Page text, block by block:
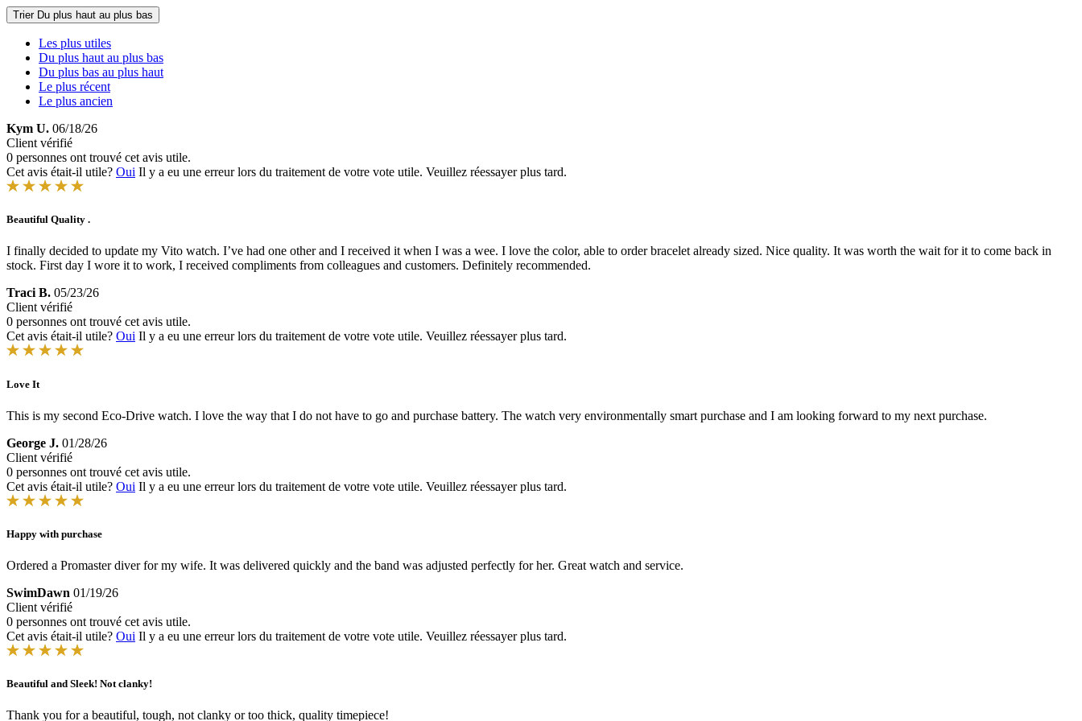
Trier Du plus haut au plus bas
Les plus utiles
Du plus haut au plus bas
Du plus bas au plus haut
Le plus récent
Le plus ancien
Kym U. 06/18/26
Client vérifié
0 personnes ont trouvé cet avis utile.
Cet avis était-il utile? Oui Il y a eu une erreur lors du traitement de votre vote utile. Veuillez réessayer plus tard.
Beautiful Quality .
I finally decided to update my Vito watch. I’ve had one other and I received it when I was a wee. I love the color, able to order bracelet already sized. Nice quality. It was worth the wait for it to come back in
stock. First day I wore it to work, I received compliments from colleagues and customers. Definitely recommended.
Traci B. 05/23/26
Client vérifié
0 personnes ont trouvé cet avis utile.
Cet avis était-il utile? Oui Il y a eu une erreur lors du traitement de votre vote utile. Veuillez réessayer plus tard.
Love It
This is my second Eco-Drive watch. I love the way that I do not have to go and purchase battery. The watch very environmentally smart purchase and I am looking forward to my next purchase.
George J. 01/28/26
Client vérifié
0 personnes ont trouvé cet avis utile.
Cet avis était-il utile? Oui Il y a eu une erreur lors du traitement de votre vote utile. Veuillez réessayer plus tard.
Happy with purchase
Ordered a Promaster diver for my wife. It was delivered quickly and the band was adjusted perfectly for her. Great watch and service.
SwimDawn 01/19/26
Client vérifié
0 personnes ont trouvé cet avis utile.
Cet avis était-il utile? Oui Il y a eu une erreur lors du traitement de votre vote utile. Veuillez réessayer plus tard.
Beautiful and Sleek! Not clanky!
Thank you for a beautiful, tough, not clanky or too thick, quality timepiece!